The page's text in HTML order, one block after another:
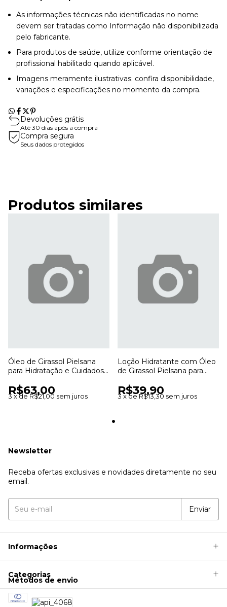
As informações técnicas não identificadas no nome
devem ser tratadas como Informação não disponibilizada
pelo fabricante.
Para produtos de saúde, utilize conforme orientação de
profissional habilitado quando aplicável.
Imagens meramente ilustrativas; confira disponibilidade,
variações e especificações no momento da compra.
Devoluções grátis
Até 30 dias após a compra
Compra segura
Seus dados protegidos
Produtos similares
Óleo de Girassol Pielsana
para Hidratação e Cuidados
R$63,00
3 xdeR$21,00 sem juros
Loção Hidratante com Óleo
de Girassol Pielsana para
a Pele
R$39,90
3 xdeR$13,30 sem juros
Newsletter
Receba ofertas exclusivas e novidades diretamente no seu
email.
Informações
Categorias
Métodos de envio